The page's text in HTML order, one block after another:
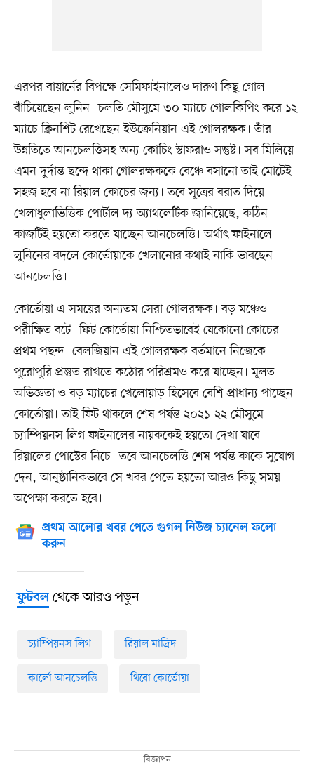
এরপর বায়ার্নের বিপক্ষে সেমিফাইনালেও দারুণ কিছু গোল
বাঁচিয়েছেন লুনিন। চলতি মৌসুমে ৩০ ম্যাচে গোলকিপিং করে ১২
ম্যাচে ক্লিনশিট রেখেছেন ইউক্রেনিয়ান এই গোলরক্ষক। তাঁর
উন্নতিতে আনচেলত্তিসহ অন্য কোচিং স্টাফরাও সন্তুষ্ট। সব মিলিয়ে
এমন দুর্দান্ত ছন্দে থাকা গোলরক্ষককে বেঞ্চে বসানো তাই মোটেই
সহজ হবে না রিয়াল কোচের জন্য। তবে সূত্রের বরাত দিয়ে
খেলাধুলাভিত্তিক পোর্টাল দ্য অ্যাথলেটিক জানিয়েছে, কঠিন
কাজটিই হয়তো করতে যাচ্ছেন আনচেলত্তি। অর্থাৎ ফাইনালে
লুনিনের বদলে কোর্তোয়াকে খেলানোর কথাই নাকি ভাবছেন
আনচেলত্তি।
কোর্তোয়া এ সময়ের অন্যতম সেরা গোলরক্ষক। বড় মঞ্চেও
পরীক্ষিত বটে। ফিট কোর্তোয়া নিশ্চিতভাবেই যেকোনো কোচের
প্রথম পছন্দ। বেলজিয়ান এই গোলরক্ষক বর্তমানে নিজেকে
পুরোপুরি প্রস্তুত রাখতে কঠোর পরিশ্রমও করে যাচ্ছেন। মূলত
অভিজ্ঞতা ও বড় ম্যাচের খেলোয়াড় হিসেবে বেশি প্রাধান্য পাচ্ছেন
কোর্তোয়া। তাই ফিট থাকলে শেষ পর্যন্ত ২০২১-২২ মৌসুমে
চ্যাম্পিয়নস লিগ ফাইনালের নায়ককেই হয়তো দেখা যাবে
রিয়ালের পোস্টের নিচে। তবে আনচেলত্তি শেষ পর্যন্ত কাকে সুযোগ
দেন, আনুষ্ঠানিকভাবে সে খবর পেতে হয়তো আরও কিছু সময়
অপেক্ষা করতে হবে।
প্রথম আলোর খবর পেতে গুগল নিউজ চ্যানেল ফলো
করুন
ফুটবলথেকে আরও পড়ুন
চ্যাম্পিয়নস লিগ রিয়াল মাদ্রিদ
কার্লো আনচেলত্তি থিবো কোর্তোয়া